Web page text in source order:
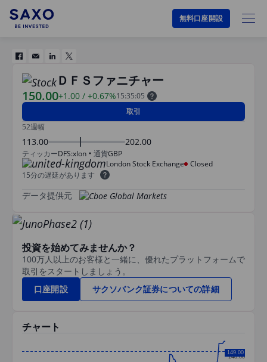
無料口座開設
ＤＦＳファニチャー
150.00+1.00 / +0.67%15:35:05
取引
52週幅
113.00 202.00
ティッカーDFS:xlon 通貨GBP
London Stock Exchange
Closed
15分の遅延があります
データ提供元
投資を始めてみませんか？
100万人以上のお客様と一緒に、優れたプラットフォームで
取引をスタートしましょう。
口座開設
サクソバンク証券についての詳細
チャート
148.00
149.00